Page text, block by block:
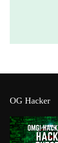
OG Hacker